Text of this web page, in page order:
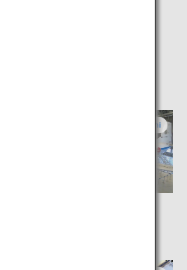
Reiseziele
Aichi